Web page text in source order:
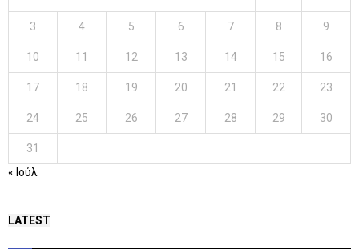
3 4 5 6 7 8 9
10 11 12 13 14 15 16
17 18 19 20 21 22 23
24 25 26 27 28 29 30
31
« Ιούλ
LATEST